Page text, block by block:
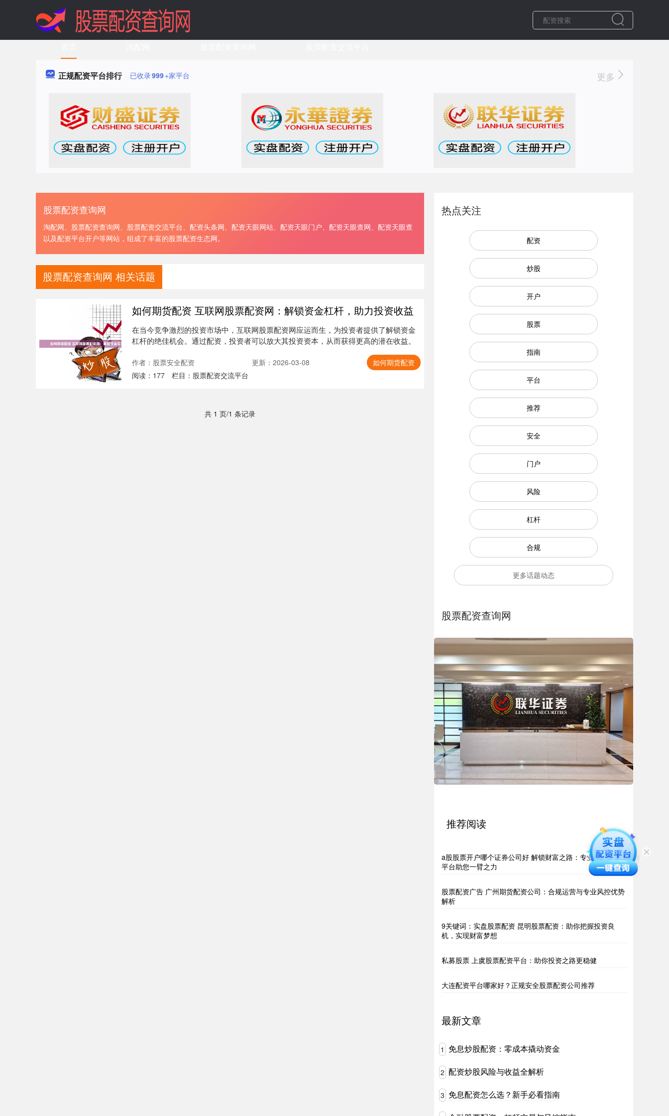
正规配资平台排行 已收录999+家平台 更多
股票配资查询网
淘配网、股票配资查询网、股票配资交流平台、配资头条网、配资天眼网站、配资天眼门户、配资天眼查网、配资天眼查
以及配资平台开户等网站，组成了丰富的股票配资生态网。
股票配资查询网 相关话题
如何期货配资 互联网股票配资网：解锁资金杠杆，助力投资收益
在当今竞争激烈的投资市场中，互联网股票配资网应运而生，为投资者提供了解锁资金
杠杆的绝佳机会。通过配资，投资者可以放大其投资资本，从而获得更高的潜在收益。
作者：股票安全配资 更新：2026-03-08
如何期货配资
阅读： 177 栏目： 股票配资交流平台
共 1 页/1 条记录
热点关注
配资
炒股
开户
股票
指南
平台
推荐
安全
门户
风险
杠杆
合规
更多话题动态
股票配资查询网
推荐阅读
a股股票开户哪个证券公司好 解锁财富之路：专业股票配资
平台助您一臂之力
股票配资广告 广州期货配资公司：合规运营与专业风控优势
解析
9关键词：实盘股票配资 昆明股票配资：助你把握投资良
机，实现财富梦想
私募股票 上虞股票配资平台：助你投资之路更稳健
大连配资平台哪家好？正规安全股票配资公司推荐
最新文章
1 免息炒股配资：零成本撬动资金
2 配资炒股风险与收益全解析
3 免息配资怎么选？新手必看指南